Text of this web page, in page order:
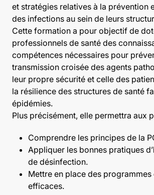
et stratégies relatives à la prévention
des infections au sein de leurs
Cette formation a pour objectif de
professionnels de santé des
compétences nécessaires pour
transmission croisée des agents
leur propre sécurité et celle des
la résilience des structures de santé
épidémies.
Plus précisément, elle permettra aux
Comprendre les principes de la
Appliquer les bonnes pratiques
de désinfection.
Mettre en place des programmes
efficaces.